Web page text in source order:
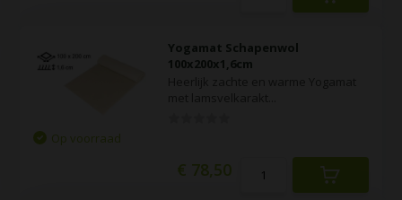
Yogamat Schapenwol
100x200x1,6cm
Op voorraad
€ 78,50